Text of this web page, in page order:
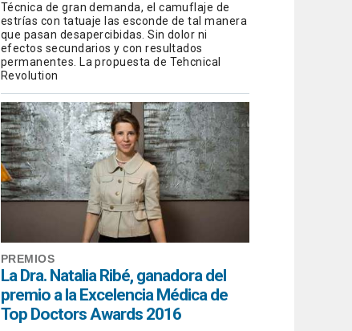
Técnica de gran demanda, el camuflaje de
estrías con tatuaje las esconde de tal manera
que pasan desapercibidas. Sin dolor ni
efectos secundarios y con resultados
permanentes. La propuesta de Tehcnical
Revolution
PREMIOS
La Dra. Natalia Ribé, ganadora del
premio a la Excelencia Médica de
Top Doctors Awards 2016